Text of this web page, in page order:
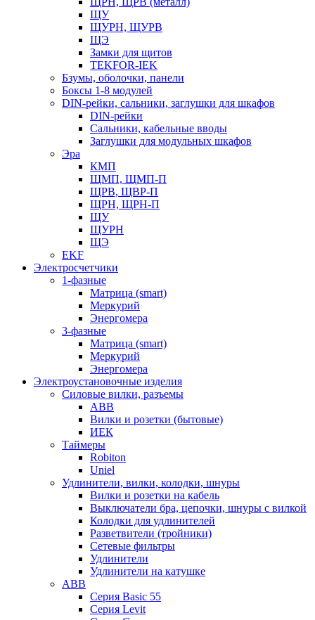
ЩУ
ЩУРН, ЩУРВ
ЩЭ
Замки для щитов
TEKFOR-IEK
Бзумы, оболочки, панели
Боксы 1-8 модулей
DIN-рейки, сальники, заглушки для шкафов
DIN-рейки
Сальники, кабельные вводы
Заглушки для модульных шкафов
Эра
КМП
ЩМП, ЩМП-П
ЩРВ, ЩВР-П
ЩРН, ЩРН-П
ЩУ
ЩУРН
ЩЭ
EKF
Электросчетчики
1-фазные
Матрица (smart)
Меркурий
Энергомера
3-фазные
Матрица (smart)
Меркурий
Энергомера
Электроустановочные изделия
Силовые вилки, разъемы
ABB
Вилки и розетки (бытовые)
ИЕК
Таймеры
Robiton
Uniel
Удлинители, вилки, колодки, шнуры
Вилки и розетки на кабель
Выключатели бра, цепочки, шнуры с вилкой
Колодки для удлинителей
Разветвители (тройники)
Сетевые фильтры
Удлинители
Удлинители на катушке
ABB
Серия Basic 55
Серия Levit